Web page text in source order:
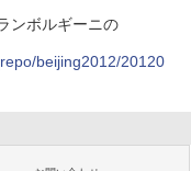
ンボルギーニの
beijing2012/20120